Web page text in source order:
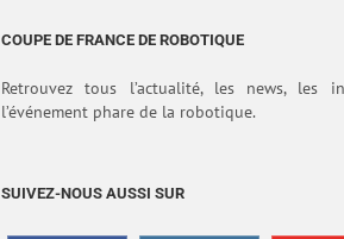
COUPE DE FRANCE DE ROBOTIQUE
Retrouvez tous l’actualité, les news, les
l’événement phare de la robotique.
SUIVEZ-NOUS AUSSI SUR